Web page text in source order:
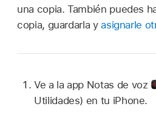
una copia. También puedes
copia, guardarla yasignarle
Ve a la app Notas de voz
Utilidades) en tu iPhone.